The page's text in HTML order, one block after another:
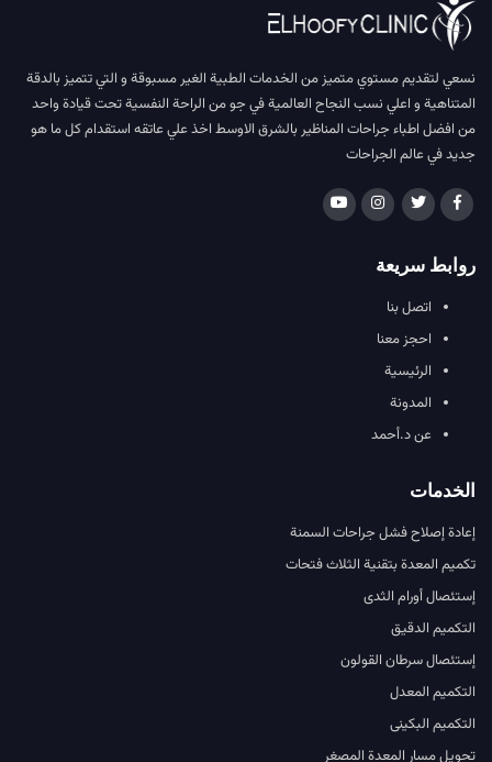
نسعي لتقديم مستوي متميز من الخدمات الطبية الغير مسبوقة و التي تتميز بالدقة
المتناهية و اعلي نسب النجاح العالمية في جو من الراحة النفسية تحت قيادة واحد
من افضل اطباء جراحات المناظير بالشرق الاوسط اخذ علي عاتقه استقدام كل ما هو
جديد في عالم الجراحات
روابط سريعة
اتصل بنا
احجز معنا
الرئيسية
المدونة
عن د.أحمد
الخدمات
إعادة إصلاح فشل جراحات السمنة
تكميم المعدة بتقنية الثلاث فتحات
إستئصال أورام الثدى
التكميم الدقيق
إستئصال سرطان القولون
التكميم المعدل
التكميم البكينى
تحويل مسار المعدة المصغر